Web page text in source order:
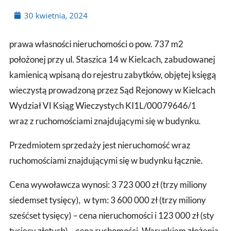
30 kwietnia, 2024
prawa własności nieruchomości o pow. 737 m2
położonej przy ul. Staszica 14 w Kielcach, zabudowanej
kamienicą wpisaną do rejestru zabytków, objętej księgą
wieczystą prowadzoną przez Sąd Rejonowy w Kielcach
Wydział VI Ksiąg Wieczystych KI1L/00079646/1
wraz z ruchomościami znajdującymi się w budynku.
Przedmiotem sprzedaży jest nieruchomość wraz
ruchomościami znajdującymi się w budynku łącznie.
Cena wywoławcza wynosi: 3 723 000 zł (trzy miliony
siedemset tysięcy), w tym: 3 600 000 zł (trzy miliony
sześćset tysięcy) – cena nieruchomości i 123 000 zł (sty